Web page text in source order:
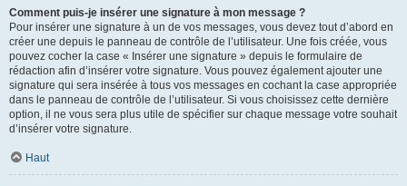
Comment puis-je insérer une signature à mon message ?
Pour insérer une signature à un de vos messages, vous devez tout d’abord en
créer une depuis le panneau de contrôle de l’utilisateur. Une fois créée, vous
pouvez cocher la case « Insérer une signature » depuis le formulaire de
rédaction afin d’insérer votre signature. Vous pouvez également ajouter une
signature qui sera insérée à tous vos messages en cochant la case appropriée
dans le panneau de contrôle de l’utilisateur. Si vous choisissez cette dernière
option, il ne vous sera plus utile de spécifier sur chaque message votre souhait
d’insérer votre signature.
Haut